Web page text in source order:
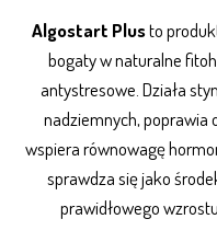
Algostart Plusto
bogaty w naturalne
antystresowe. Działa
nadziemnych, poprawia
wspiera równowagę
sprawdza się jako
prawidłowego